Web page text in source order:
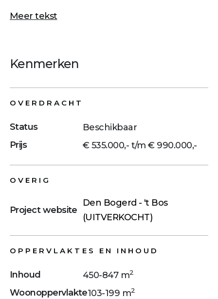
Meer tekst
Kenmerken
OVERDRACHT
Status
Beschikbaar
Prijs
€ 535.000,- t/m € 990.000,-
OVERIG
Project website
Den Bogerd - 't Bos
(UITVERKOCHT)
OPPERVLAKTES EN INHOUD
Inhoud 450-847 m2
Woonoppervlakte103-199 m2